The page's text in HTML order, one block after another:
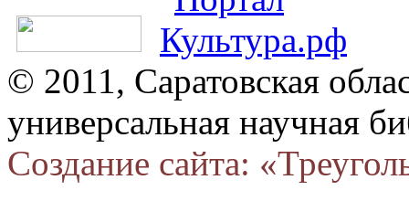
© 2011, Саратовская
универсальная научная
Создание сайта: